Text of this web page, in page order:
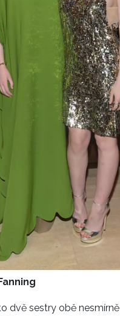
dvě sestry obě nesmírně